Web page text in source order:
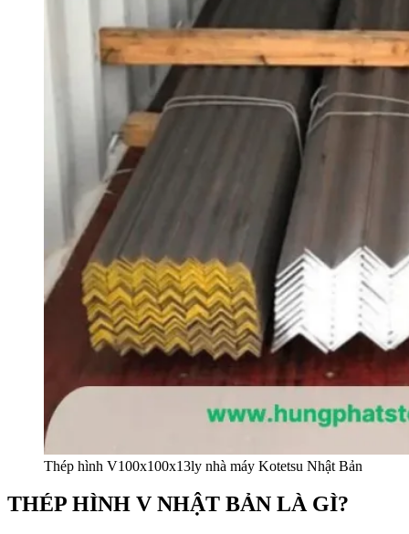
Thép hình V100x100x13ly nhà máy Kotetsu Nhật Bản
THÉP HÌNH V NHẬT BẢN LÀ GÌ?